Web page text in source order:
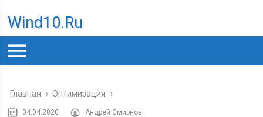
Wind10.ru
Главная › Оптимизация ›
04.04.2020
Андрей Смирнов